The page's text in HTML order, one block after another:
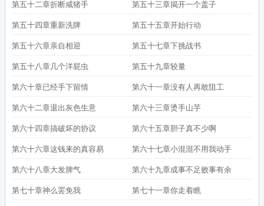
第五十二章折断咸猪手 第五十三章揭开一个盖子
第五十四章重新洗牌 第五十五章开始行动
第五十六章亲自相迎 第五十七章下挑战书
第五十八章几个洋屁虫 第五十九章较量
第六十章已经手下留情 第六十一章没有人再敢阻工
第六十二章退出灰色生意 第六十三章烫手山芋
第六十四章搞破坏的协议 第六十五章胆子真不少啊
第六十六章这钱来的真容易 第六十七章小混混不用我动手
第六十八章大发脾气 第六十九章成事不足败事有余
第七十章神么罢免我 第七十一章你走着瞧